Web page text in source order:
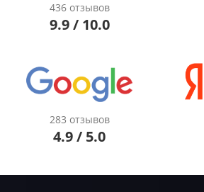
436 отзывов
9.9 / 10.0
283 отзывов
4.9 / 5.0